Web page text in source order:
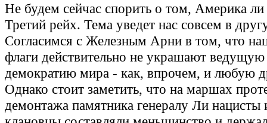
Не будем сейчас спорить о том, Америка ли
Третий рейх. Тема уведет нас совсем в
Согласимся с Железным Арни в том, что
флаги действительно не украшают
демократию мира - как, впрочем, и любую
Однако стоит заметить, что на маршах
демонтажа памятника генералу Ли нацисты